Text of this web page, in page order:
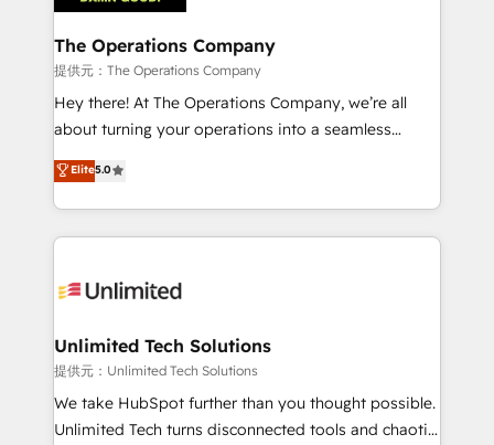
with intelligent automation to drive sustainable
growth. Our multidisciplinary team designs solutions
that simplify complexity, boost performance, and
turn innovation into real impact. 🌍 Highlights •
HubSpot Partner since 2012 • 2022 EMEA Impact
projects • Clients in 30+ industries • Proprietary
technology for integrations • Multilingual team:
The Operations Company
提供元：The Operations Company
Hey there! At The Operations Company, we’re all
about turning your operations into a seamless
experience that powers real results. We specialize in
transforming complex systems into efficient,
scalable solutions that work across your entire
organization. We’re a unique blend of deep HubSpot
operational know-how. We know that no two
solutions. Instead, we dive in to understand your
needs, goals, and challenges to deliver solutions that
fit like a glove. We’re committed to being both
highly effective and fun to work with. We believe in
Elite5.0
Unlimited Tech Solutions
提供元：Unlimited Tech Solutions
We take HubSpot further than you thought possible.
Unlimited Tech turns disconnected tools and chaotic